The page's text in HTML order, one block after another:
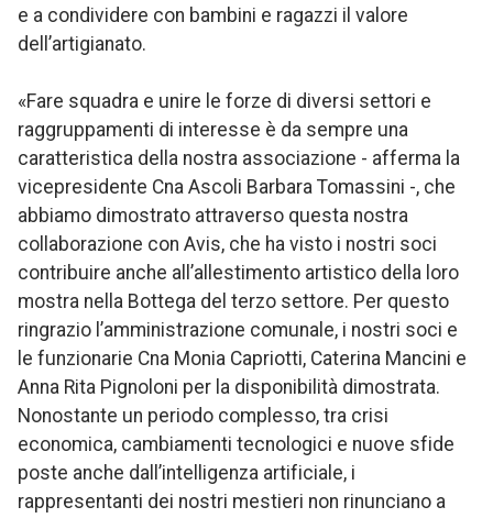
e a condividere con bambini e ragazzi il valore
dell’artigianato.
«Fare squadra e unire le forze di diversi settori e
raggruppamenti di interesse è da sempre una
caratteristica della nostra associazione - afferma la
vicepresidente Cna Ascoli Barbara Tomassini -, che
abbiamo dimostrato attraverso questa nostra
collaborazione con Avis, che ha visto i nostri soci
contribuire anche all’allestimento artistico della loro
mostra nella Bottega del terzo settore. Per questo
ringrazio l’amministrazione comunale, i nostri soci e
le funzionarie Cna Monia Capriotti, Caterina Mancini e
Anna Rita Pignoloni per la disponibilità dimostrata.
Nonostante un periodo complesso, tra crisi
economica, cambiamenti tecnologici e nuove sfide
poste anche dall’intelligenza artificiale, i
rappresentanti dei nostri mestieri non rinunciano a